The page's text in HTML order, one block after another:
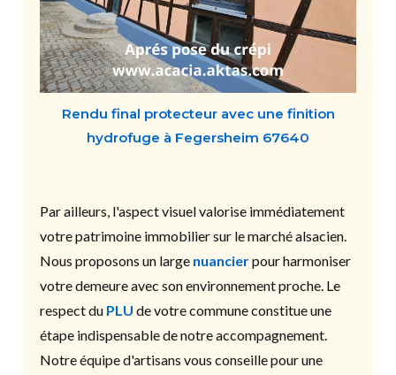
Rendu final protecteur avec une finition
hydrofuge à Fegersheim 67640
Par ailleurs, l'aspect visuel valorise immédiatement
votre patrimoine immobilier sur le marché alsacien.
Nous proposons un large nuancierpour harmoniser
votre demeure avec son environnement proche. Le
respect du PLU de votre commune constitue une
étape indispensable de notre accompagnement.
Notre équipe d'artisans vous conseille pour une